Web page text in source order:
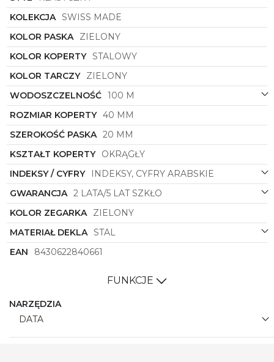
tworząc spójną i elegancką całość. Precyzyjne
wskaźniki oraz czytelne cyfry ułatwiają odczyt
godzin nawet w warunkach słabego oświetlenia.
ZegarekFestina 20007/5
gadżet do codziennego użytku, ale także stylowy
dodatek, który podkreśli indywidualny styl i klasykę
właściciela.
Dzięki starannemu wykonaniu i dbałości o detale,
zegarek męskiFestina 20007/5
osób wymagających, które cenią wysoką jakość i
elegancki design. Idealny zarówno na co dzień, jak i
na specjalne okazje, zegarek ten będzie
niezawodnym towarzyszem przez wiele lat.
Przekonaj się sam, dlaczego zegarki marki
cieszą się uznaniem na całym świecie!
KOLEKCJA SWISS MADE
KOLOR PASKA ZIELONY
KOLOR KOPERTY STALOWY
KOLOR TARCZY ZIELONY
WODOSZCZELNOŚĆ 100 M
ROZMIAR KOPERTY 40 MM
SZEROKOŚĆ PASKA 20 MM
KSZTAŁT KOPERTY OKRĄGŁY
INDEKSY / CYFRY
INDEKSY, CYFRY ARABSKIE
GWARANCJA 2 LATA/5 LAT SZKŁO
KOLOR ZEGARKA ZIELONY
MATERIAŁ DEKLA STAL
EAN
8430622840661
FUNKCJE
NARZĘDZIA
DATA